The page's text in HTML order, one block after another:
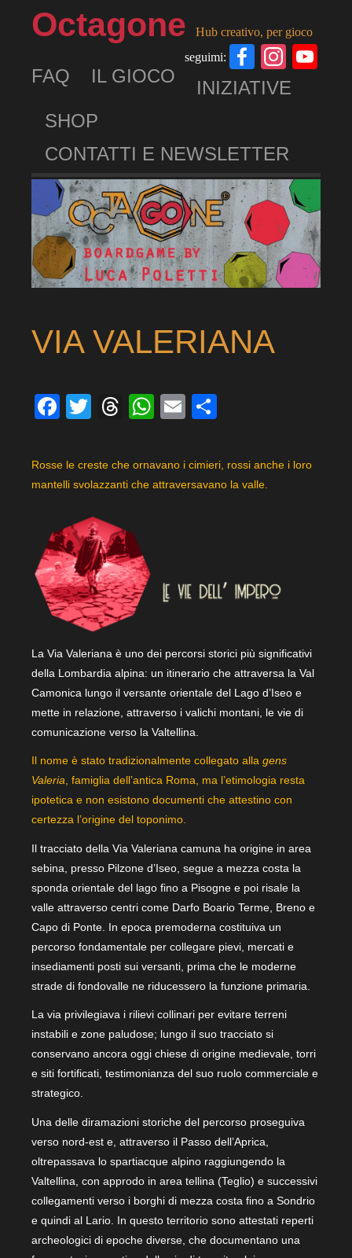
Octagone
Hub creativo, per gioco
seguimi:
Facebook
FAQ IL GIOCO
INIZIATIVE
SHOP
CONTATTI E NEWSLETTER
VIA VALERIANA
Facebook
TwitterThreads
WhatsApp
Email
Rosse le creste che ornavano i cimieri, rossi anche i loro
mantelli svolazzanti che attraversavano la valle.
La Via Valeriana è uno dei percorsi storici più significativi
della Lombardia alpina: un itinerario che attraversa la Val
Camonica lungo il versante orientale del Lago d’Iseo e
mette in relazione, attraverso i valichi montani, le vie di
comunicazione verso la Valtellina.
Il nome è stato tradizionalmente collegato alla gens
Valeria, famiglia dell’antica Roma, ma l’etimologia resta
ipotetica e non esistono documenti che attestino con
certezza l’origine del toponimo.
Il tracciato della Via Valeriana camuna ha origine in area
sebina, presso Pilzone d’Iseo, segue a mezza costa la
sponda orientale del lago fino a Pisogne e poi risale la
valle attraverso centri come Darfo Boario Terme, Breno e
Capo di Ponte. In epoca premoderna costituiva un
percorso fondamentale per collegare pievi, mercati e
insediamenti posti sui versanti, prima che le moderne
strade di fondovalle ne riducessero la funzione primaria.
La via privilegiava i rilievi collinari per evitare terreni
instabili e zone paludose; lungo il suo tracciato si
conservano ancora oggi chiese di origine medievale, torri
e siti fortificati, testimonianza del suo ruolo commerciale e
strategico.
Una delle diramazioni storiche del percorso proseguiva
verso nord-est e, attraverso il Passo dell’Aprica,
oltrepassava lo spartiacque alpino raggiungendo la
Valtellina, con approdo in area tellina (Teglio) e successivi
collegamenti verso i borghi di mezza costa fino a Sondrio
e quindi al Lario. In questo territorio sono attestati reperti
archeologici di epoche diverse, che documentano una